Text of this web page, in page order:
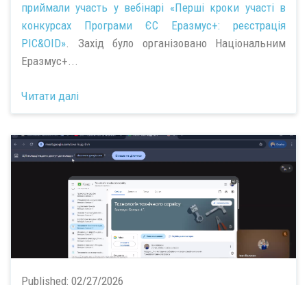
приймали участь у вебінарі «Перші кроки участі в
конкурсах Програми ЄС Еразмус+: реєстрація
PIC&OID». Захід було організовано Національним
Еразмус+...
Читати далі
Published: 02/27/2026